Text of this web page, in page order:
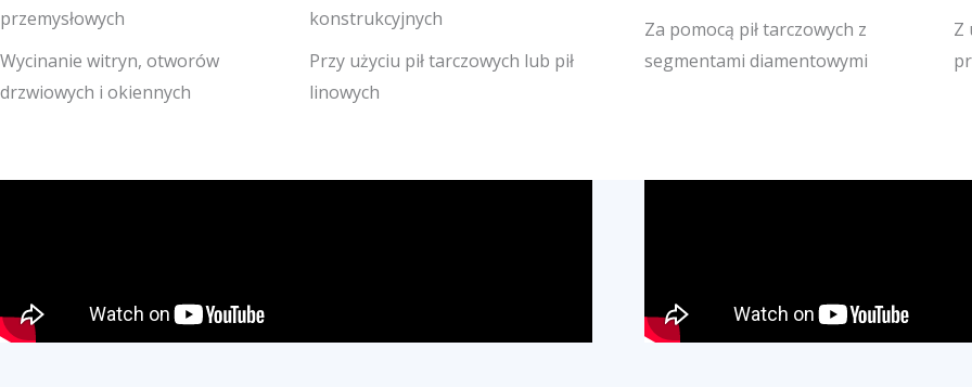
przemysłowych
Wycinanie witryn, otworów
drzwiowych i okiennych
konstrukcyjnych
Przy użyciu pił tarczowych lub pił
linowych
Za pomocą pił tarczowych z
segmentami diamentowymi
Z